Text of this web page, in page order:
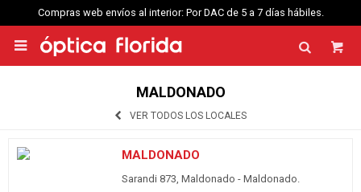
Compras web envíos al interior: Por DAC de 5 a 7 días hábiles.

MALDONADO
VER TODOS LOS LOCALES
MALDONADO
Sarandi 873, Maldonado - Maldonado.